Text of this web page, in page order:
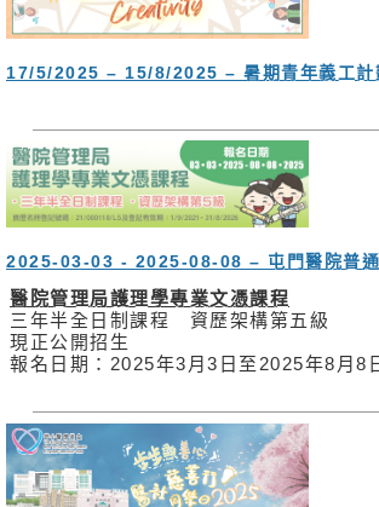
專
用
17/5/2025 – 15/8/2025 – 暑期青年義工計
2025-03-03 - 2025-08-08 – 屯門醫院普通
醫院管理局護理學專業文憑課程
三年半全日制課程 資歷架構第五級
現正公開招生
報名日期：2025年3月3日至2025年8月8